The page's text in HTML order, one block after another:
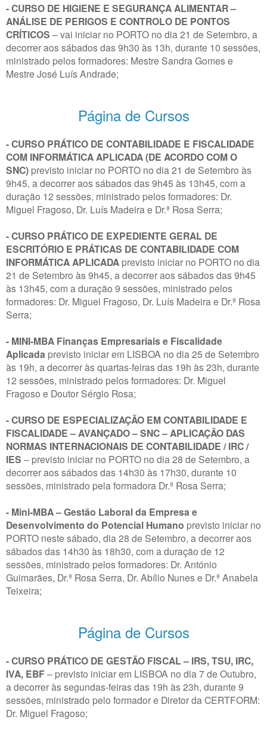
- CURSO DE HIGIENE E SEGURANÇA ALIMENTAR –
ANÁLISE DE PERIGOS E CONTROLO DE PONTOS
CRÍTICOS – vai iniciar no PORTO no dia 21 de Setembro, a
decorrer aos sábados das 9h30 às 13h, durante 10 sessões,
ministrado pelos formadores: Mestre Sandra Gomes e
Mestre José Luís Andrade;
Página de Cursos
- CURSO PRÁTICO DE CONTABILIDADE E FISCALIDADE
COM INFORMÁTICA APLICADA (DE ACORDO COM O
SNC) previsto iniciar no PORTO no dia 21 de Setembro às
9h45, a decorrer aos sábados das 9h45 às 13h45, com a
duração 12 sessões, ministrado pelos formadores: Dr.
Miguel Fragoso, Dr. Luís Madeira e Dr.ª Rosa Serra;
- CURSO PRÁTICO DE EXPEDIENTE GERAL DE
ESCRITÓRIO E PRÁTICAS DE CONTABILIDADE COM
INFORMÁTICA APLICADA previsto iniciar no PORTO no dia
21 de Setembro às 9h45, a decorrer aos sábados das 9h45
às 13h45, com a duração 9 sessões, ministrado pelos
formadores: Dr. Miguel Fragoso, Dr. Luís Madeira e Dr.ª Rosa
Serra;
- MINI-MBA Finanças Empresariais e Fiscalidade
Aplicada previsto iniciar em LISBOA no dia 25 de Setembro
às 19h, a decorrer às quartas-feiras das 19h às 23h, durante
12 sessões, ministrado pelos formadores: Dr. Miguel
Fragoso e Doutor Sérgio Rosa;
- CURSO DE ESPECIALIZAÇÃO EM CONTABILIDADE E
FISCALIDADE – AVANÇADO – SNC – APLICAÇÃO DAS
NORMAS INTERNACIONAIS DE CONTABILIDADE / IRC /
IES – previsto iniciar no PORTO no dia 28 de Setembro, a
decorrer aos sábados das 14h30 às 17h30, durante 10
sessões, ministrado pela formadora Dr.ª Rosa Serra;
- Mini-MBA – Gestão Laboral da Empresa e
Desenvolvimento do Potencial Humano previsto iniciar no
PORTO neste sábado, dia 28 de Setembro, a decorrer aos
sábados das 14h30 às 18h30, com a duração de 12
sessões, ministrado pelos formadores: Dr. António
Guimarães, Dr.ª Rosa Serra, Dr. Abílio Nunes e Dr.ª Anabela
Teixeira;
Página de Cursos
- CURSO PRÁTICO DE GESTÃO FISCAL – IRS, TSU, IRC,
IVA, EBF– previsto iniciar em LISBOA no dia 7 de Outubro,
a decorrer às segundas-feiras das 19h às 23h, durante 9
sessões, ministrado pelo formador e Diretor da CERTFORM:
Dr. Miguel Fragoso;